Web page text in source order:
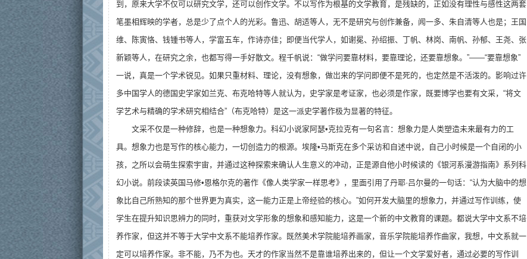
到，原来大学不仅可以研究文学，还可以创作文学。不以写作为根基的文学教育，是残缺的，正如没有理性与感性这两套
笔墨相辉映的学者，总是少了点个人的光彩。鲁迅、胡适等人，无不是研究与创作兼备，闻一多、朱自清等人也是；王国
维、陈寅恪、钱锺书等人，学富五车，作诗亦佳；即便当代学人，如谢冕、孙绍振、丁帆、林岗、南帆、孙郁、王尧、张
新颖等人，在研究之余，也都写得一手好散文。程千帆说：“做学问要靠材料，要靠理论，还要靠想象。”——“要靠想象”
一说，真是一个学术锐见。如果只重材料、理论，没有想象，做岀来的学问即便不是死的，也定然是不活泼的。影响过许
多中国学人的德国史学家如兰克、布克哈特等人就认为，史学家是考证家，也必须是作家，既要博学也要有文采，“将文
学艺术与精确的学术研究相结合”（布克哈特）是这一派史学著作极为显著的特征。
文采不仅是一种修辞，也是一种想象力。科幻小说家阿瑟•克拉克有一句名言：想象力是人类塑造未来最有力的工
具。想象力也是写作的核心能力，一切创造力的根源。埃隆•马斯克在多个采访和自述中说，自己小时候是一个自闭的小
孩，之所以会萌生探索宇宙，并通过这种探索来确认人生意义的冲动，正是源自他小时候读的《银河系漫游指南》系列科
幻小说。前段读英国马修•恩格尔克的著作《像人类学家一样思考》，里面引用了丹耶·吕尔曼的一句话：“认为大脑中的想
象比自己所熟知的那个世界更为真实，这一能力正是上帝经验的核心。”如何开发大脑里的想象力，并通过写作训练，使
学生在提升知识思辨力的同时，重获对文学形象的想象和感知能力，这是一个新的中文教育的课题。都说大学中文系不培
养作家，但这并不等于大学中文系不能培养作家。既然美术学院能培养画家，音乐学院能培养作曲家，我想，中文系就一
定可以培养作家。非不能，乃不为也。天才的作家当然不是靠谁培养出来的，但让一个文学爱好者，通过必要的写作训